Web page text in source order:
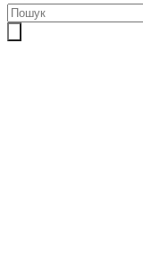
Пошук
товарів